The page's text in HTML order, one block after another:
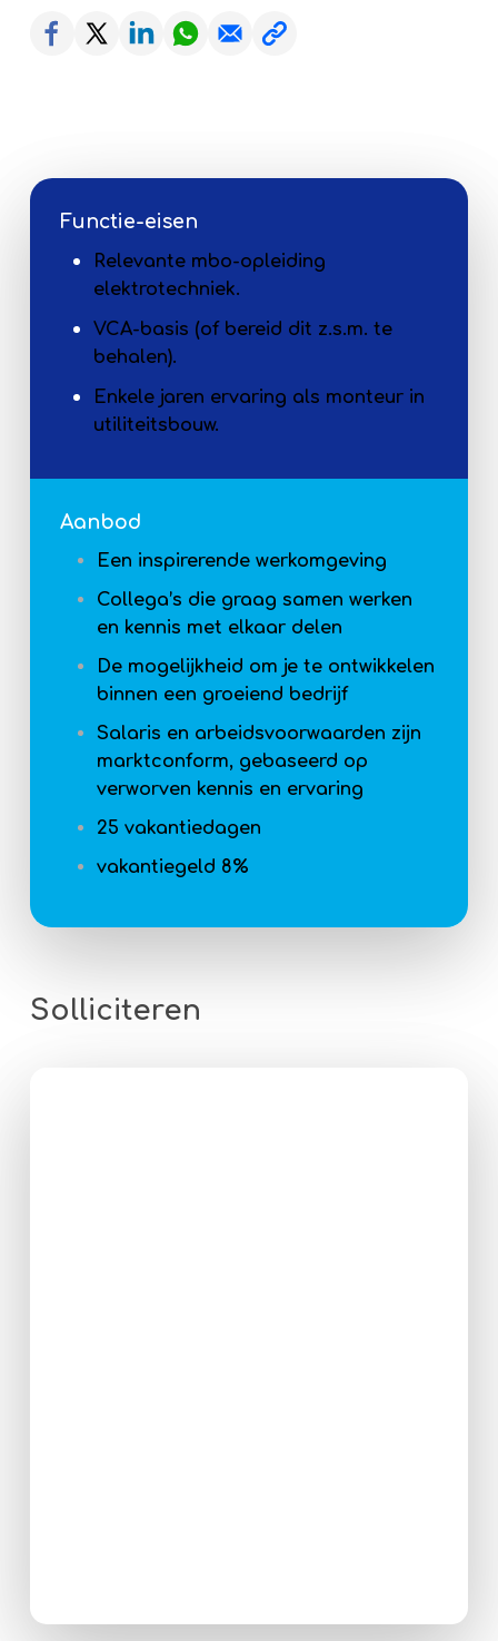
Functie-eisen
Relevante mbo-opleiding
elektrotechniek.
VCA-basis (of bereid dit z.s.m. te
behalen).
Enkele jaren ervaring als monteur in
utiliteitsbouw.
Aanbod
Een inspirerende werkomgeving
Collega’s die graag samen werken
en kennis met elkaar delen
De mogelijkheid om je te ontwikkelen
binnen een groeiend bedrijf
Salaris en arbeidsvoorwaarden zijn
marktconform, gebaseerd op
verworven kennis en ervaring
25 vakantiedagen
vakantiegeld 8%
Solliciteren